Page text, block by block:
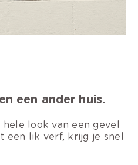
een ander huis.
look van een gevel
een lik verf, krijg je snel